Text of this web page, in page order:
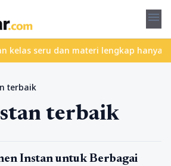
menu
seru dan materi lengkap hanya di
terbaik
terbaik
Instan untuk Berbagai